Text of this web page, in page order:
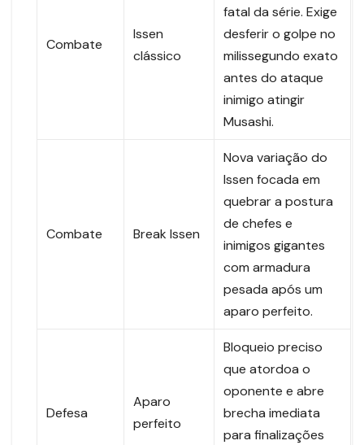
Combate
Issen
clássico
fatal da série. Exige
desferir o golpe no
milissegundo exato
antes do ataque
inimigo atingir
Musashi.
Combate Break Issen
Nova variação do
Issen focada em
quebrar a postura
de chefes e
inimigos gigantes
com armadura
pesada após um
aparo perfeito.
Defesa
Aparo
perfeito
Bloqueio preciso
que atordoa o
oponente e abre
brecha imediata
para finalizações